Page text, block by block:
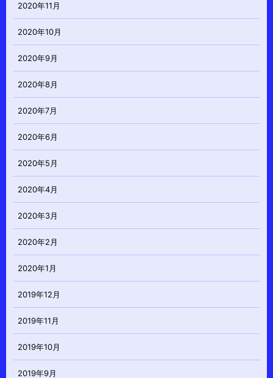
2020年11月
2020年10月
2020年9月
2020年8月
2020年7月
2020年6月
2020年5月
2020年4月
2020年3月
2020年2月
2020年1月
2019年12月
2019年11月
2019年10月
2019年9月